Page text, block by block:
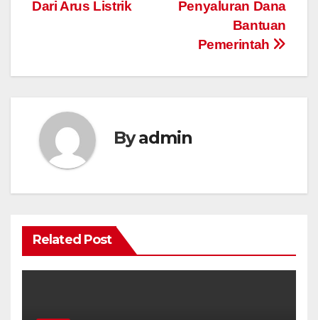
Penyaluran Dana
Bantuan
Pemerintah
Dari Arus Listrik
Byadmin
Related Post